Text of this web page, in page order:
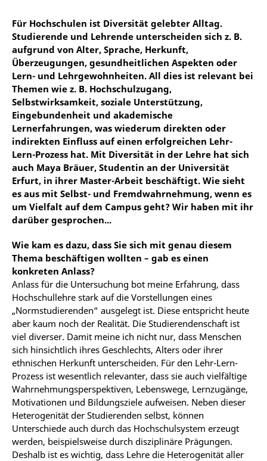
Für Hochschulen ist Diversität gelebter Alltag.
Studierende und Lehrende unterscheiden sich z. B.
aufgrund von Alter, Sprache, Herkunft,
Überzeugungen, gesundheitlichen Aspekten oder
Lern- und Lehrgewohnheiten. All dies ist relevant bei
Themen wie z. B. Hochschulzugang,
Selbstwirksamkeit, soziale Unterstützung,
Eingebundenheit und akademische
Lernerfahrungen, was wiederum direkten oder
indirekten Einfluss auf einen erfolgreichen Lehr-
Lern-Prozess hat. Mit Diversität in der Lehre hat sich
auch Maya Bräuer, Studentin an der Universität
Erfurt, in ihrer Master-Arbeit beschäftigt. Wie sieht
es aus mit Selbst- und Fremdwahrnehmung, wenn es
um Vielfalt auf dem Campus geht? Wir haben mit ihr
darüber gesprochen...
Wie kam es dazu, dass Sie sich mit genau diesem
Thema beschäftigen wollten – gab es einen
konkreten Anlass?
Anlass für die Untersuchung bot meine Erfahrung, dass
Hochschullehre stark auf die Vorstellungen eines
„Normstudierenden“ ausgelegt ist. Diese entspricht heute
aber kaum noch der Realität. Die Studierendenschaft ist
viel diverser. Damit meine ich nicht nur, dass Menschen
sich hinsichtlich ihres Geschlechts, Alters oder ihrer
ethnischen Herkunft unterscheiden. Für den Lehr-Lern-
Prozess ist wesentlich relevanter, dass sie auch vielfältige
Wahrnehmungsperspektiven, Lebenswege, Lernzugänge,
Motivationen und Bildungsziele aufweisen. Neben dieser
Heterogenität der Studierenden selbst, können
Unterschiede auch durch das Hochschulsystem erzeugt
werden, beispielsweise durch disziplinäre Prägungen.
Deshalb ist es wichtig, dass Lehre die Heterogenität aller